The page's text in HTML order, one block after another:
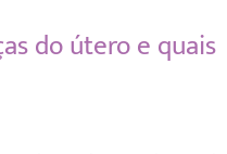
do útero e quais